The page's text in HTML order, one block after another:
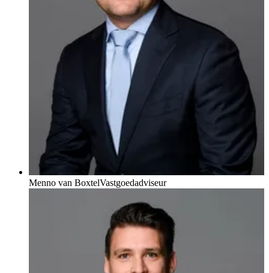
Menno van BoxtelVastgoedadviseur